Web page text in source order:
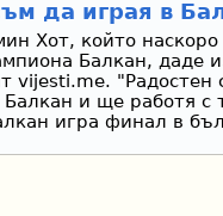
да играя в
Хот, който
Балкан, даде
vijesti.me. "Радостен
и ще работя с
игра финал в